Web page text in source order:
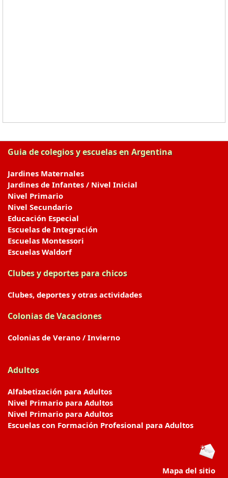
Guia de colegios y escuelas en Argentina
Jardines Maternales
Jardines de Infantes / Nivel Inicial
Nivel Primario
Nivel Secundario
Educación Especial
Escuelas de Integración
Escuelas Montessori
Escuelas Waldorf
Clubes y deportes para chicos
Clubes, deportes y otras actividades
Colonias de Vacaciones
Colonias de Verano / Invierno
Adultos
Alfabetización para Adultos
Nivel Primario para Adultos
Nivel Primario para Adultos
Escuelas con Formación Profesional para Adultos
Mapa del sitio